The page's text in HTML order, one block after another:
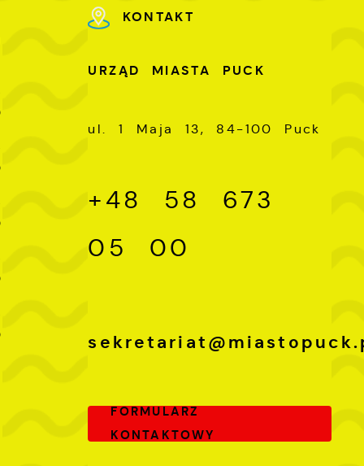
KONTAKT
URZĄD MIASTA PUCK
ul. 1 Maja 13, 84-100 Puck
+48 58 673
05 00
FORMULARZ
KONTAKTOWY